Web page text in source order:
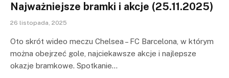
Najważniejsze bramki i akcje (25.11.2025)
26 listopada, 2025
Oto skrót wideo meczu Chelsea – FC Barcelona, w którym
można obejrzeć gole, najciekawsze akcje i najlepsze
okazje bramkowe. Spotkanie…